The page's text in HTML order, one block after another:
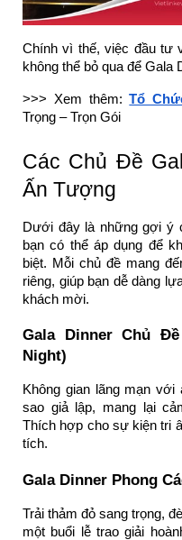
Chính vì thế, việc đầu tư
không thể bỏ qua để Gala
>>> Xem thêm:Tổ
Trọng – Trọn Gói
Các Chủ Đề
Ấn Tượng
Dưới đây là những gợi ý
bạn có thể áp dụng để
biệt. Mỗi chủ đề mang
riêng, giúp bạn dễ dàng
khách mời.
Gala Dinner Chủ
Night)
Không gian lãng mạn
sao giả lập, mang lại
Thích hợp cho sự kiện tri
tích.
Gala Dinner Phong
Trải thảm đỏ sang trọng,
một buổi lễ trao giải